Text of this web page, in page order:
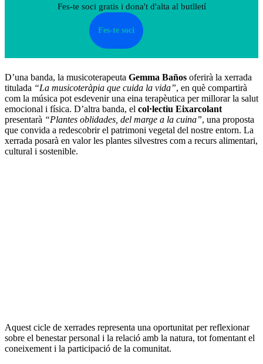
Fes-te soci gratis i dona't d'alta al butlletí
Fes-te soci
D’una banda, la musicoterapeuta Gemma Baños oferirà la xerrada
titulada “La musicoteràpia que cuida la vida”, en què compartirà
com la música pot esdevenir una eina terapèutica per millorar la salut
emocional i física. D’altra banda, el col·lectiu Eixarcolant
presentarà “Plantes oblidades, del marge a la cuina”, una proposta
que convida a redescobrir el patrimoni vegetal del nostre entorn. La
xerrada posarà en valor les plantes silvestres com a recurs alimentari,
cultural i sostenible.
Aquest cicle de xerrades representa una oportunitat per reflexionar
sobre el benestar personal i la relació amb la natura, tot fomentant el
coneixement i la participació de la comunitat.